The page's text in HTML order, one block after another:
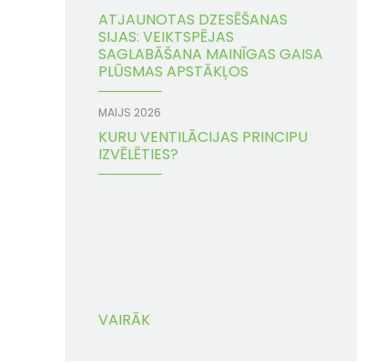
ATJAUNOTAS DZESĒŠANAS
SIJAS: VEIKTSPĒJAS
SAGLABĀŠANA MAINĪGAS GAISA
PLŪSMAS APSTĀKĻOS
MAIJS 2026
KURU VENTILĀCIJAS PRINCIPU
IZVĒLĒTIES?
VAIRĀK